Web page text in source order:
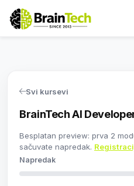
Svi kursevi
BrainTech AI
Besplatan preview: prva 2
sačuvate napredak.
Napredak